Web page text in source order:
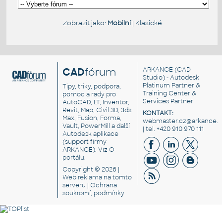
Zobrazit jako: Mobilní| Klasické
CADfórum
Tipy, triky, podpora,
pomoc a rady pro
AutoCAD, LT, Inventor,
Revit, Map, Civil 3D, 3ds
Max, Fusion, Forma,
Vault, PowerMill a další
Autodesk aplikace
(support firmy
ARKANCE). VizO
portálu.
Copyright © 2026 |
Web reklama na tomto
serveru |Ochrana
soukromí, podmínky
ARKANCE (CAD
Studio) - Autodesk
Platinum Partner &
Training Center &
Services Partner
KONTAKT:
| tel. +420 910 970 111